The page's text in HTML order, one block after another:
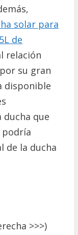
solar para
de
relación
su gran
disponible
ducha que
podría
de la ducha
>>>)